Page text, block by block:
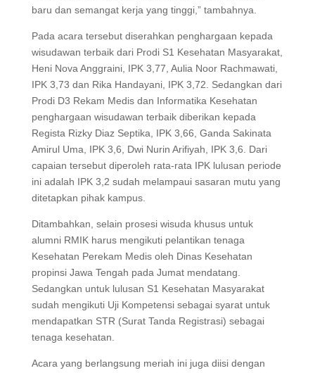
baru dan semangat kerja yang tinggi,” tambahnya.
Pada acara tersebut diserahkan penghargaan kepada
wisudawan terbaik dari Prodi S1 Kesehatan Masyarakat,
Heni Nova Anggraini, IPK 3,77, Aulia Noor Rachmawati,
IPK 3,73 dan Rika Handayani, IPK 3,72. Sedangkan dari
Prodi D3 Rekam Medis dan Informatika Kesehatan
penghargaan wisudawan terbaik diberikan kepada
Regista Rizky Diaz Septika, IPK 3,66, Ganda Sakinata
Amirul Uma, IPK 3,6, Dwi Nurin Arifiyah, IPK 3,6. Dari
capaian tersebut diperoleh rata-rata IPK lulusan periode
ini adalah IPK 3,2 sudah melampaui sasaran mutu yang
ditetapkan pihak kampus.
Ditambahkan, selain prosesi wisuda khusus untuk
alumni RMIK harus mengikuti pelantikan tenaga
Kesehatan Perekam Medis oleh Dinas Kesehatan
propinsi Jawa Tengah pada Jumat mendatang.
Sedangkan untuk lulusan S1 Kesehatan Masyarakat
sudah mengikuti Uji Kompetensi sebagai syarat untuk
mendapatkan STR (Surat Tanda Registrasi) sebagai
tenaga kesehatan.
Acara yang berlangsung meriah ini juga diisi dengan